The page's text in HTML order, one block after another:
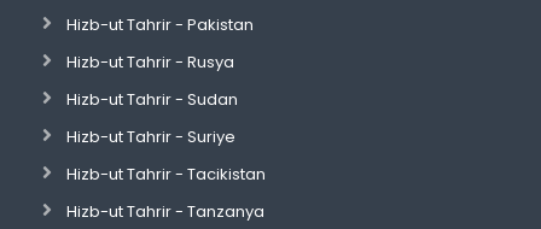
Hizb-ut Tahrir - Pakistan
Hizb-ut Tahrir - Rusya
Hizb-ut Tahrir - Sudan
Hizb-ut Tahrir - Suriye
Hizb-ut Tahrir - Tacikistan
Hizb-ut Tahrir - Tanzanya